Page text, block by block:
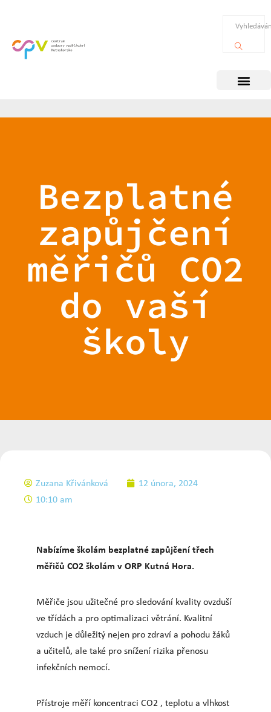
Bezplatné
zapůjčení
měřičů CO2
do vaší
školy
Zuzana Křivánková
12 února, 2024
10:10 am
Nabízíme školám bezplatné zapůjčení třech
měřičů CO2 školám v ORP Kutná Hora.
Měřiče jsou užitečné pro sledování kvality ovzduší
ve třídách a pro optimalizaci větrání. Kvalitní
vzduch je důležitý nejen pro zdraví a pohodu žáků
a učitelů, ale také pro snížení rizika přenosu
infekčních nemocí.
Přístroje měří koncentraci CO2 , teplotu a vlhkost